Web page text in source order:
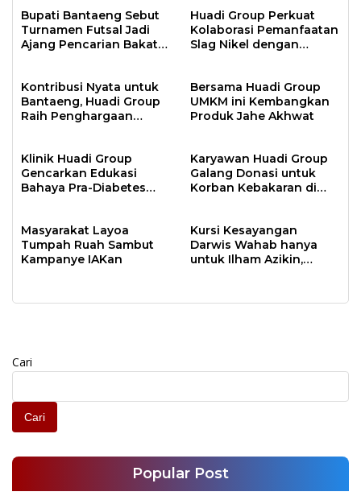
Bupati Bantaeng Sebut
Turnamen Futsal Jadi
Ajang Pencarian Bakat
Huadi Group Perkuat
Kolaborasi Pemanfaatan
Slag Nikel dengan
Kontribusi Nyata untuk
Bantaeng, Huadi Group
Raih Penghargaan
Bersama Huadi Group
UMKM ini Kembangkan
Produk Jahe Akhwat
Klinik Huadi Group
Gencarkan Edukasi
Bahaya Pra-Diabetes
Karyawan Huadi Group
Galang Donasi untuk
Korban Kebakaran di
Masyarakat Layoa
Tumpah Ruah Sambut
Kampanye IAKan
Kursi Kesayangan
Darwis Wahab hanya
untuk Ilham Azikin,
Cari
Cari
Popular Post